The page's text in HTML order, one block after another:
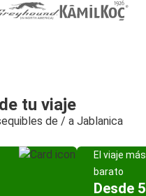
tu viaje
de / a Jablanica
El viaje más
barato
Desde